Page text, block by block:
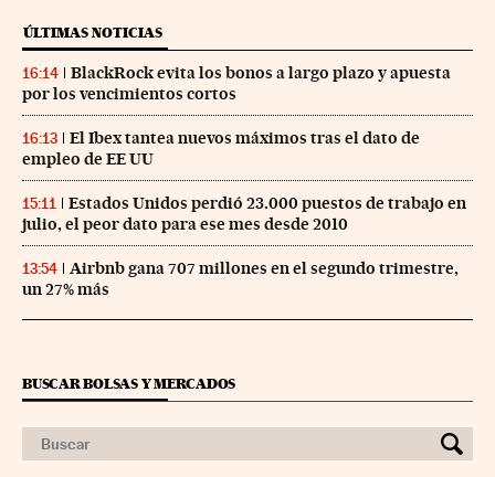
ÚLTIMAS NOTICIAS
16:14
BlackRock evita los bonos a largo plazo y apuesta
por los vencimientos cortos
16:13
El Ibex tantea nuevos máximos tras el dato de
empleo de EE UU
15:11
Estados Unidos perdió 23.000 puestos de trabajo en
julio, el peor dato para ese mes desde 2010
13:54
Airbnb gana 707 millones en el segundo trimestre,
un 27% más
BUSCAR BOLSAS Y MERCADOS